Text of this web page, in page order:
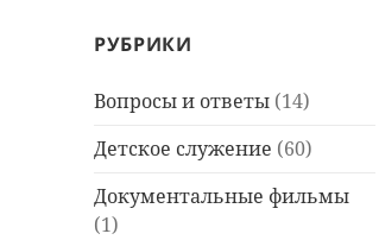
РУБРИКИ
Вопросы и ответы (14)
Детское служение (60)
Документальные фильмы
(1)